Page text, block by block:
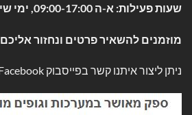
שעות פעילות: א-ה 09:00-17:00, ימי שישי 09:00-13:00
מוזמנים להשאיר פרטים ונחזור
ניתן ליצור איתנו קשר בפייסבוק